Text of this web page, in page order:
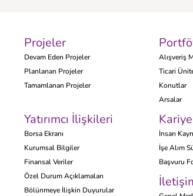
Projeler
Devam Eden Projeler
Planlanan Projeler
Tamamlanan Projeler
Alışveriş
Ticari
Konutlar
Arsalar
Yatırımcı İlişkileri
Borsa Ekranı
Kurumsal Bilgiler
Finansal Veriler
Özel Durum Açıklamaları
Bölünmeye İlişkin Duyurular
İnsan
İşe Alım
Başvuru